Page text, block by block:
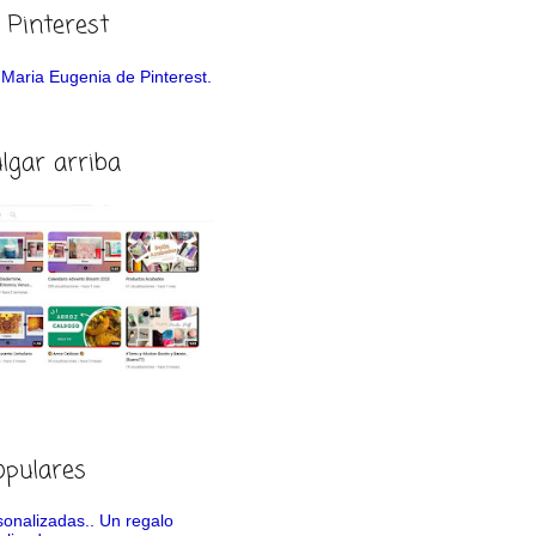
Pinterest
Eugenia de Pinterest.
arriba
Un regalo